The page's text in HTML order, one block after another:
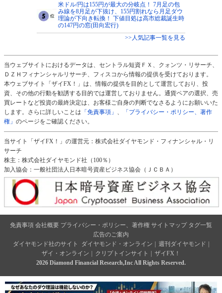
米ドル/円は155円が最大の分岐点！ 7月足の包
み線を8月足が下抜け、155円割れなら月足ダウ
理論が下向き転換！ 下値目処は高市総裁誕生時
の147円の窓(田向宏行)
>>人気記事一覧を見る
当ウェブサイトにおけるデータは、セントラル短資ＦＸ、クォンツ・リサーチ、
ＤＺＨフィナンシャルリサーチ、フィスコから情報の提供を受けております。
本ウェブサイト「ザイFX！」は、情報の提供を目的として運営しており、投
資、その他の行動を勧誘する目的では運営しておりません。通貨ペアの選択、売
買レートなど投資の最終決定は、お客様ご自身の判断でなさるようにお願いいた
します。さらに詳しいことは 「免責事項」
「プライバシー・ポリシー、著作
権」 のページをご確認ください。
当サイト「ザイFX！」の運営元：株式会社ダイヤモンド・フィナンシャル・リ
サーチ
株主：株式会社ダイヤモンド社（100％）
加入協会：一般社団法人日本暗号資産ビジネス協会（ＪＣＢＡ）
免責事項 会社概要 プライバシー・ポリシー、著作権 サイトマップ タグ一覧
広告のご案内
ダイヤモンド社のサイト
ダイヤモンド・オンライン 週刊ダイヤモンド
ザイ・オンライン
クリプトインサイト
ザイFX！
2026 Diamond Financial Research,Inc All Rights Reserved.